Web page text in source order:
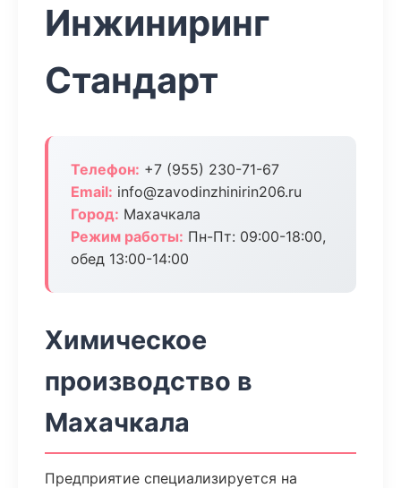
Инжиниринг
Стандарт
Телефон: +7 (955) 230-71-67
Email: info@zavodinzhinirin206.ru
Город: Махачкала
Режим работы: Пн-Пт: 09:00-18:00,
обед 13:00-14:00
Химическое
производство в
Махачкала
Предприятие специализируется на